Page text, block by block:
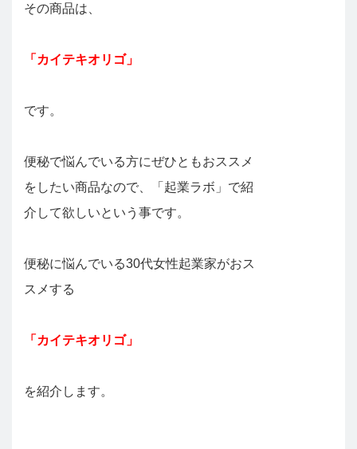
その商品は、
「カイテキオリゴ」
です。
便秘で悩んでいる方にぜひともおススメ
をしたい商品なので、「起業ラボ」で紹
介して欲しいという事です。
便秘に悩んでいる30代女性起業家がおス
スメする
「カイテキオリゴ」
を紹介します。